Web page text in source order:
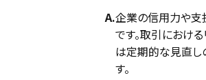
A.企業の信用力や
です。取引におけ
は定期的な見直し
す。